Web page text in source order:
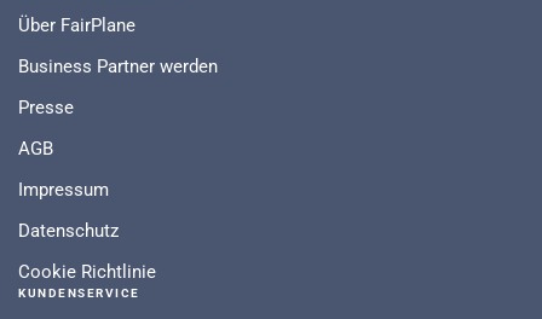
Über FairPlane
Business Partner werden
Presse
AGB
Impressum
Datenschutz
Cookie Richtlinie
KUNDENSERVICE